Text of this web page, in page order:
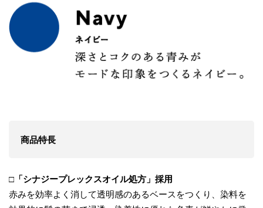
商品特長
□「シナジープレックスオイル処方」採用
赤みを効率よく消して透明感のあるベースをつくり、染料を